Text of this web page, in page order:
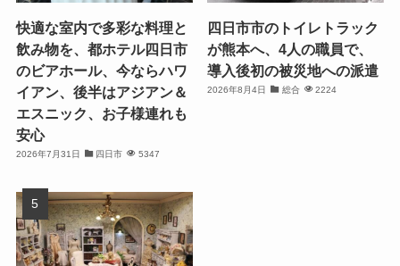
快適な室内で多彩な料理と
飲み物を、都ホテル四日市
のビアホール、今ならハワ
イアン、後半はアジアン＆
エスニック、お子様連れも
安心
2026年7月31日 四日市 5347
四日市市のトイレトラック
が熊本へ、4人の職員で、
導入後初の被災地への派遣
2026年8月4日 総合 2224